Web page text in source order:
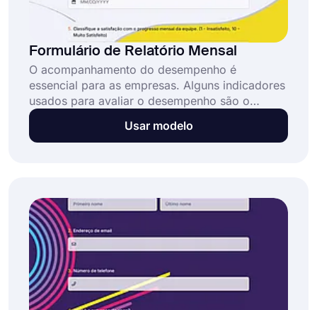
Formulário de Relatório Mensal
O acompanhamento do desempenho é
essencial para as empresas. Alguns indicadores
usados para avaliar o desempenho são o
volume de vendas, a margem de lucro, o
número de novos clientes, etc. Se você é um
pode ser útil!
Usar modelo